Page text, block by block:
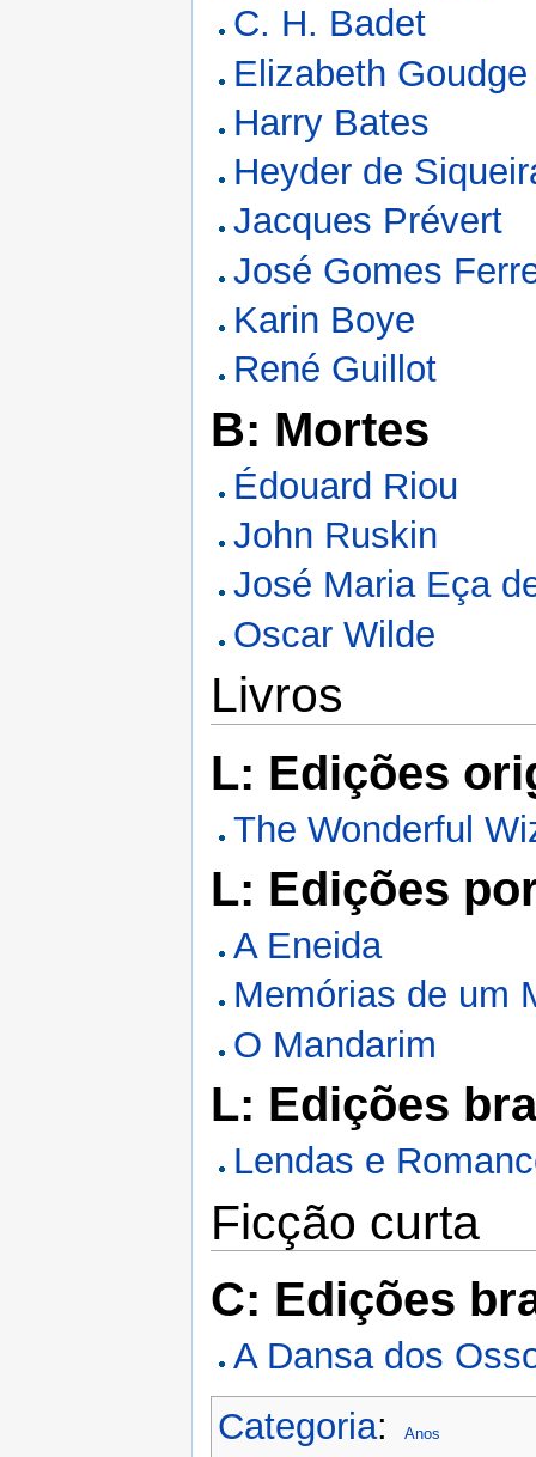
C. H. Badet
Elizabeth Goudge
Harry Bates
Heyder de
Jacques Prévert
José Gomes
Karin Boye
René Guillot
B: Mortes
Édouard Riou
John Ruskin
José Maria Eça
Oscar Wilde
Livros
L: Edições
The Wonderful
L: Edições
A Eneida
Memórias de um
O Mandarim
L: Edições
Lendas e
Ficção curta
C: Edições
A Dansa dos
Categoria: Anos